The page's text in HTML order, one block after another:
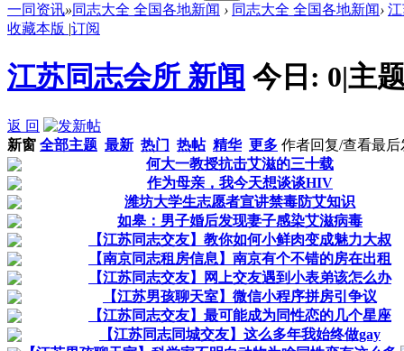
一同资讯»同志大全 全国各地新闻 › 同志大全 全国各地新闻›
收藏本版 |订阅
江苏同志会所 新闻 今日: 0|主
返 回
新窗 全部主题 最新 热门 热帖 精华 更多 作者回复/查看最后
何大一教授抗击艾滋的三十载
作为母亲，我今天想谈谈HIV
潍坊大学生志愿者宣讲禁毒防艾知识
如皋：男子婚后发现妻子感染艾滋病毒
【江苏同志交友】教你如何小鲜肉变成魅力大叔
【南京同志租房信息】南京有个不错的房在出租
【江苏同志交友】网上交友遇到小表弟该怎么办
【江苏男孩聊天室】微信小程序拼房引争议
【江苏同志交友】最可能成为同性恋的几个星座
【江苏同志同城交友】这么多年我始终做gay